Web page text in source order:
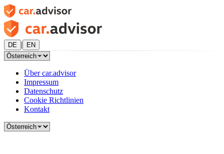
DE | EN
Über car.advisor
Impressum
Datenschutz
Cookie Richtlinien
Kontakt